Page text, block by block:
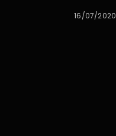
16/07/2020